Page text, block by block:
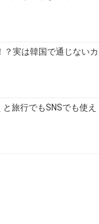
実は韓国で通じないカ
旅行でもSNSでも使え